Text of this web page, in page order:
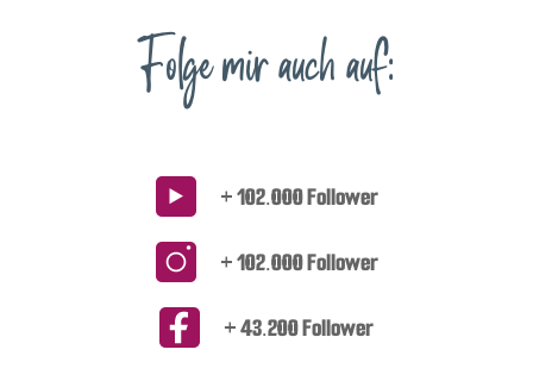
Folge mir auch auf:
+ 102.000 Follower
+ 102.000 Follower
+ 43.200 Follower